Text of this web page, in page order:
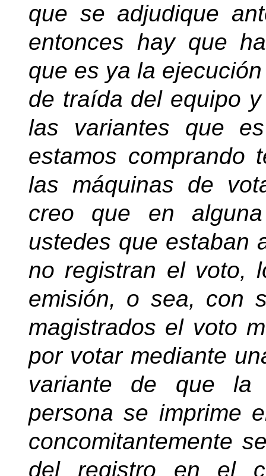
que se adjudique
entonces hay que
que es ya la
de traída del equipo
las variantes que
estamos comprando
las máquinas de
creo que en
ustedes que estaban
no registran el voto,
emisión, o sea, con
magistrados el voto
por votar mediante
variante de que la
persona se imprime
concomitantemente
del registro en el